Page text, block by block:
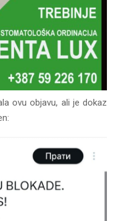
ovu objavu, ali je dokaz